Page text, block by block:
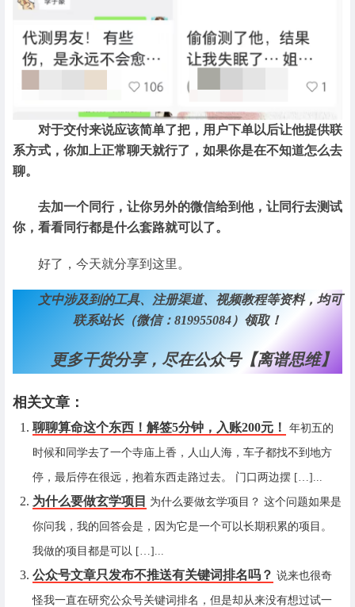
对于交付来说应该简单了把，用户下单以后让他提供联
系方式，你加上正常聊天就行了，如果你是在不知道怎么去
聊。
去加一个同行，让你另外的微信给到他，让同行去测试
你，看看同行都是什么套路就可以了。
好了，今天就分享到这里。
文中涉及到的工具、注册渠道、视频教程等资料，均可
联系站长（微信：819955084）领取！
更多干货分享，尽在公众号【离谱思维】
相关文章：
聊聊算命这个东西！解签5分钟，入账200元！ 年初五的
时候和同学去了一个寺庙上香，人山人海，车子都找不到地方
停，最后停在很远，抱着东西走路过去。 门口两边摆 […]...
为什么要做玄学项目 为什么要做玄学项目？ 这个问题如果是
你问我，我的回答会是，因为它是一个可以长期积累的项目。
我做的项目都是可以 […]...
公众号文章只发布不推送有关键词排名吗？ 说来也很奇
怪我一直在研究公众号关键词排名，但是却从来没有想过试一